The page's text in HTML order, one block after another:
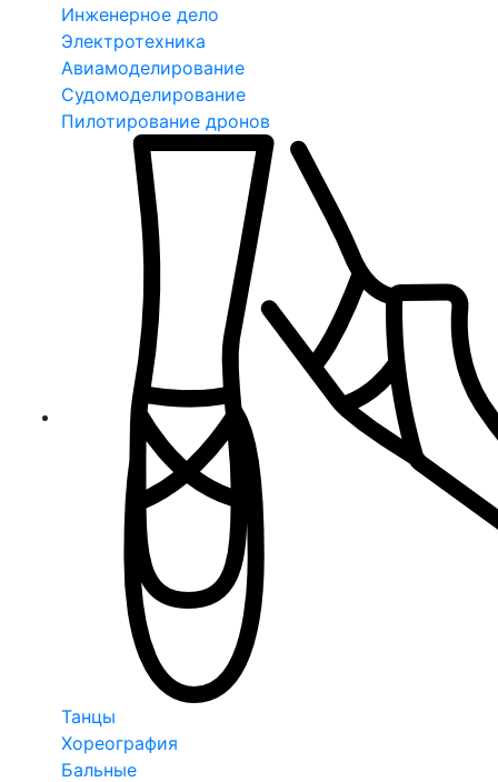
Инженерное дело
Электротехника
Авиамоделирование
Судомоделирование
Пилотирование дронов
Танцы
Хореография
Бальные